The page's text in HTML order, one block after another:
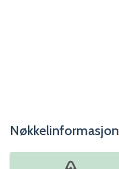
Nøkkelinformasjon